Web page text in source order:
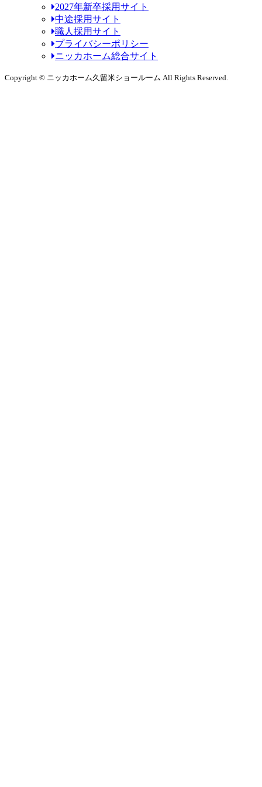
2027年新卒採用サイト
中途採用サイト
職人採用サイト
プライバシーポリシー
ニッカホーム総合サイト
Copyright © ニッカホーム久留米ショールーム All Rights Reserved.